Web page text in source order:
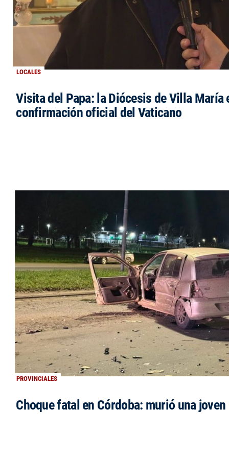
LOCALES
Visita del Papa: la Diócesis de Villa María
confirmación oficial del Vaticano
PROVINCIALES
Choque fatal en Córdoba: murió una